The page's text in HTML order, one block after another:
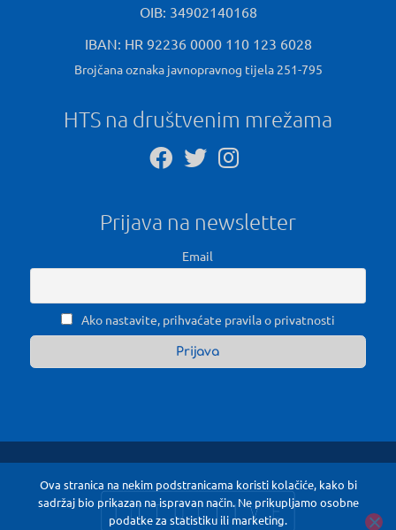
OIB: 34902140168
IBAN: HR 92236 0000 110 123 6028
Brojčana oznaka javnopravnog tijela 251-795
HTS na društvenim mrežama
Prijava na newsletter
Email
Ako nastavite, prihvaćate pravila o privatnosti
Ova stranica na nekim podstranicama koristi kolačiće, kako bi
sadržaj bio prikazan na ispravan način. Ne prikupljamo osobne
podatke za statistiku ili marketing.